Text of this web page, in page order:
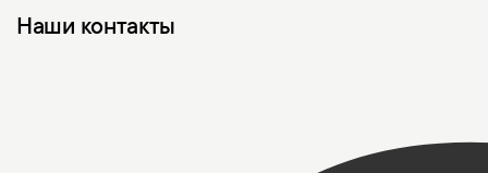
Наши контакты